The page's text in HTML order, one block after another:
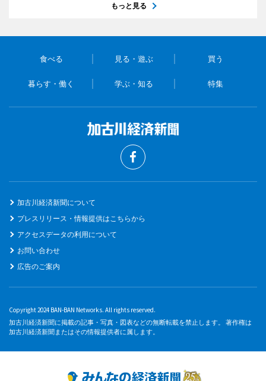
もっと見る
食べる 見る・遊ぶ 買う
暮らす・働く 学ぶ・知る 特集
加古川経済新聞について
プレスリリース・情報提供はこちらから
アクセスデータの利用について
お問い合わせ
広告のご案内
Copyright 2024 BAN-BAN Networks. All rights reserved.
加古川経済新聞に掲載の記事・写真・図表などの無断転載を禁止します。 著作権は
加古川経済新聞またはその情報提供者に属します。